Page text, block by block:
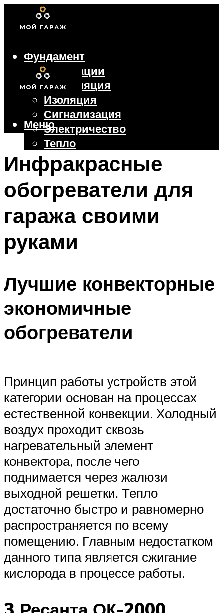
Фундамент
Коммуникации
Вентиляция
Изоляция
Сигнализация
Электричество
Тепло
Крыша
Ворота
Меню
Меню
Инфракрасные
обогреватели для
гаража своими
руками
Лучшие конвекторные
экономичные
обогреватели
Принцип работы устройств этой
категории основан на процессах
естественной конвекции. Холодный
воздух проходит сквозь
нагревательный элемент
конвектора, после чего
поднимается через жалюзи
выходной решетки. Тепло
достаточно быстро и равномерно
распространяется по всему
помещению. Главным недостатком
данного типа является сжигание
кислорода в процессе работы.